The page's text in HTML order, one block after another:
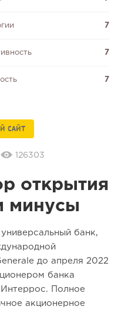
7
7
7
САЙТ
126303
открытия
минусы
банк,
до апреля 2022
банка
Интеррос. Полное
акционерное